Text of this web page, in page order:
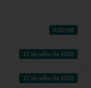
0.00 KB
17 de julho de 2020
17 de julho de 2020